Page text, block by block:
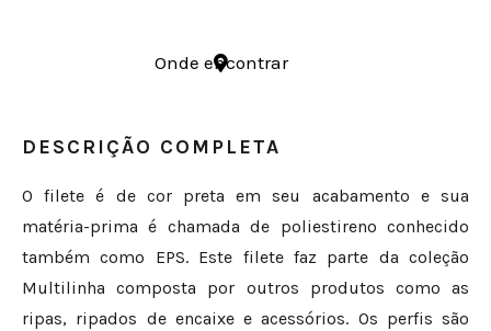
Onde encontrar
DESCRIÇÃO COMPLETA
O filete é de cor preta em seu acabamento e sua
matéria-prima é chamada de poliestireno conhecido
também como EPS. Este filete faz parte da coleção
Multilinha composta por outros produtos como as
ripas, ripados de encaixe e acessórios. Os perfis são